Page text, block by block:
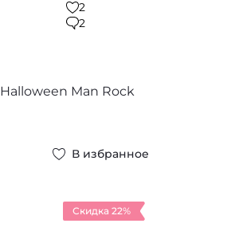
2
2
Halloween Man Rock
В избранное
Скидка 22%